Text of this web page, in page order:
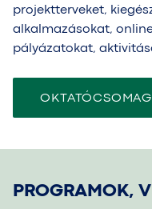
projektterveket,
alkalmazásokat,
pályázatokat,
PROGRAMOK,